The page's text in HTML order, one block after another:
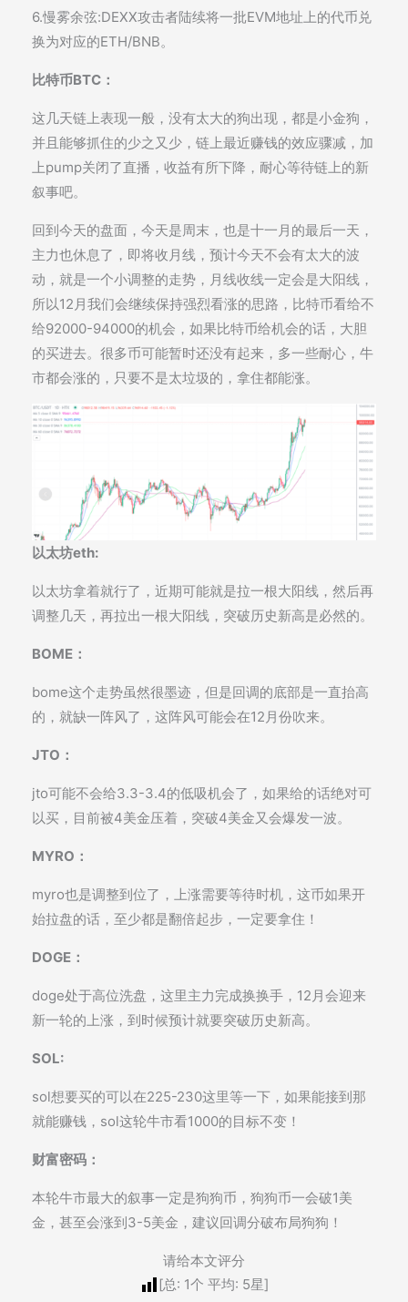
6.慢雾余弦:DEXX攻击者陆续将一批EVM地址上的代币兑
换为对应的ETH/BNB。
比特币BTC：
这几天链上表现一般，没有太大的狗出现，都是小金狗，
并且能够抓住的少之又少，链上最近赚钱的效应骤减，加
上pump关闭了直播，收益有所下降，耐心等待链上的新
叙事吧。
回到今天的盘面，今天是周末，也是十一月的最后一天，
主力也休息了，即将收月线，预计今天不会有太大的波
动，就是一个小调整的走势，月线收线一定会是大阳线，
所以12月我们会继续保持强烈看涨的思路，比特币看给不
给92000-94000的机会，如果比特币给机会的话，大胆
的买进去。很多币可能暂时还没有起来，多一些耐心，牛
市都会涨的，只要不是太垃圾的，拿住都能涨。
以太坊eth:
以太坊拿着就行了，近期可能就是拉一根大阳线，然后再
调整几天，再拉出一根大阳线，突破历史新高是必然的。
BOME：
bome这个走势虽然很墨迹，但是回调的底部是一直抬高
的，就缺一阵风了，这阵风可能会在12月份吹来。
JTO：
jto可能不会给3.3-3.4的低吸机会了，如果给的话绝对可
以买，目前被4美金压着，突破4美金又会爆发一波。
MYRO：
myro也是调整到位了，上涨需要等待时机，这币如果开
始拉盘的话，至少都是翻倍起步，一定要拿住！
DOGE：
doge处于高位洗盘，这里主力完成换换手，12月会迎来
新一轮的上涨，到时候预计就要突破历史新高。
SOL:
sol想要买的可以在225-230这里等一下，如果能接到那
就能赚钱，sol这轮牛市看1000的目标不变！
财富密码：
本轮牛市最大的叙事一定是狗狗币，狗狗币一会破1美
金，甚至会涨到3-5美金，建议回调分破布局狗狗！
请给本文评分
[总: 1个 平均: 5星]